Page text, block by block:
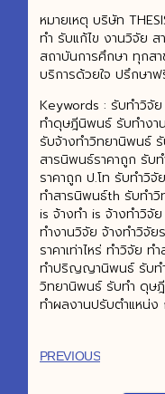
หมายเหตุ บริษัท
ทำ รับแก้ไข งานวิจัย
สถาบันการศึกษา ทุกส
บริการด้วยใจ ปรึกษาฟ
Keywords : รับทำวิจั
ทำดุษฎีนิพนธ์ รับทำงา
รับจ้างทําวิทยานิพนธ์
สารนิพนธ์ราคาถูก รับ
ราคาถูก ป.โท รับทำวิ
ทำสารนิพนธ์th รับทำ
is จ้างทำ is จ้างทำวิจั
ทำงานวิจัย จ้างทำวิจัย
ราคาเท่าไหร่ ทำวิจัย
ทำปริญญานิพนธ์ รับท
วิทยานิพนธ์ รับทำ ดุษ
ทำผลงานปรับตำแหน่ง
PREVIOUS